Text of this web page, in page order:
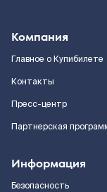
Компания
Главное о Купибилете
Контакты
Пресс-центр
Партнерская
Информация
Безопасность